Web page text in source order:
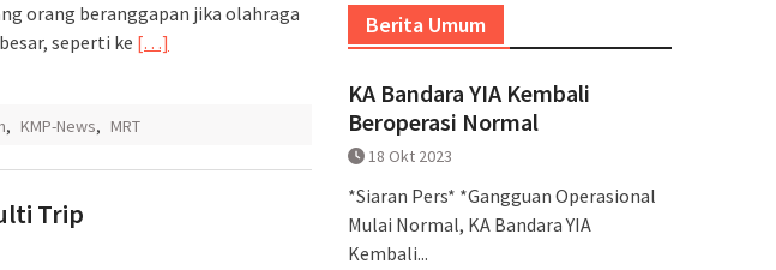
orang beranggapan jika olahraga
seperti ke […]
, KMP-News, MRT
Trip
Berita Umum
KA Bandara YIA Kembali
Beroperasi Normal
18 Okt 2023
*Siaran Pers* *Gangguan Operasional
Mulai Normal, KA Bandara YIA
Kembali...